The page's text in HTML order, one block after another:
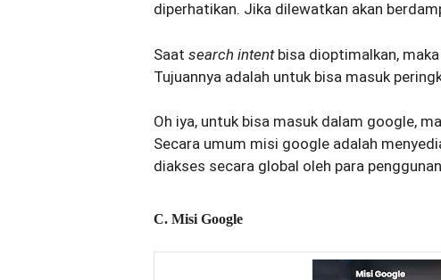
diperhatikan. Jika dilewatkan akan
Saat search intent bisa dioptimalkan, maka
Tujuannya adalah untuk bisa masuk
Oh iya, untuk bisa masuk dalam google,
Secara umum misi google adalah
diakses secara global oleh para
C. Misi Google